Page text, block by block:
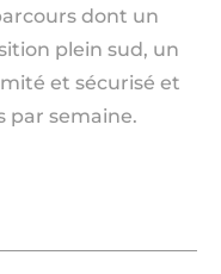
dont un
plein sud, un
et sécurisé et
par semaine.